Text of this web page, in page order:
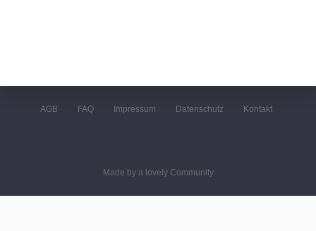
AGB FAQ Impressum Datenschutz Kontakt
Made by a lovely Community